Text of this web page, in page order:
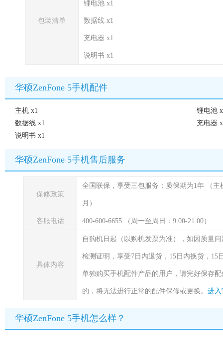
包装清单
锂电池 x1
数据线 x1
充电器 x1
说明书 x1
华硕ZenFone 5手机配件
主机 x1
锂电池
数据线 x1
充电器
说明书 x1
华硕ZenFone 5手机售后服务
保修政策
全国联保，享受三包服务；质保期为1年 （
月）
客服电话 400-600-6655 （周一至周日：9:00-21:00）
具体内容
自购机日起（以购机发票为准），如因质量
检测证明，享受7日内退货，15日内换货，
单独购买手机配件产品的用户，请完好保存
的，将无法进行正常的配件保修或更换。 进入
华硕ZenFone 5手机怎么样？